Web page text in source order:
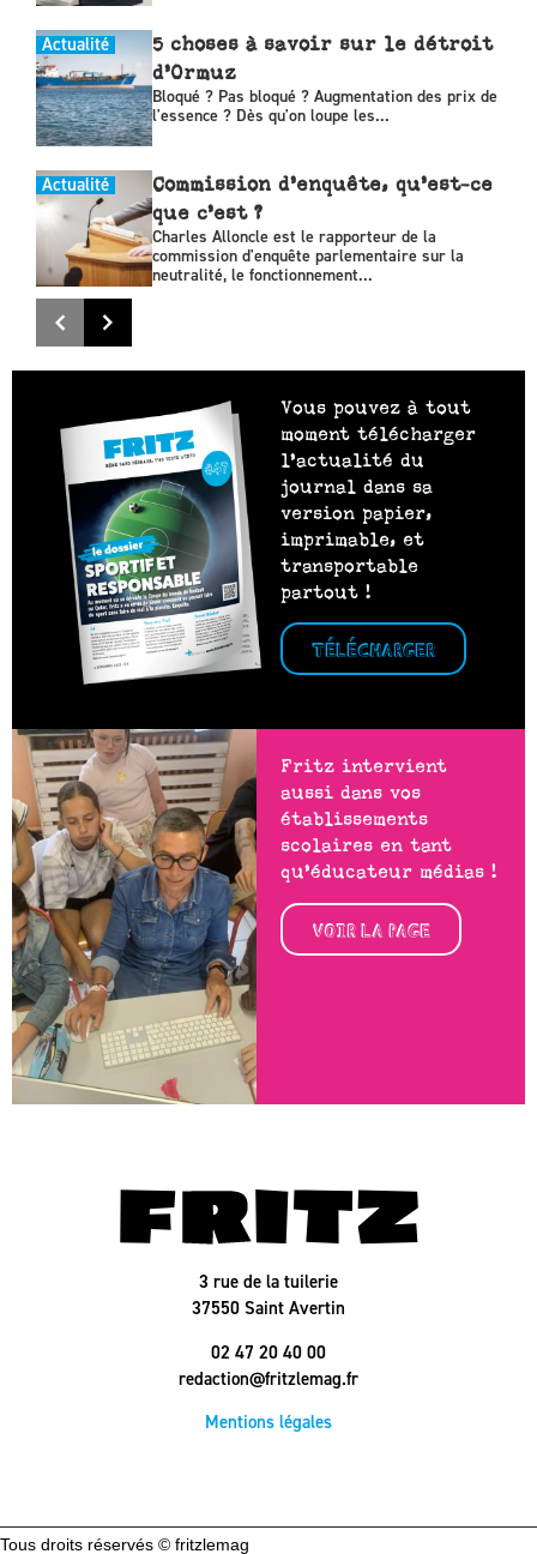
Actualité
5 choses à savoir sur le détroit
d’Ormuz
Bloqué ? Pas bloqué ? Augmentation des prix de
l'essence ? Dès qu'on loupe les...
Actualité
Commission d’enquête, qu’est-ce
que c’est ?
Charles Alloncle est le rapporteur de la
commission d'enquête parlementaire sur la
neutralité, le fonctionnement...
Vous pouvez à tout
moment télécharger
l’actualité du
journal dans sa
version papier,
imprimable, et
transportable
partout !
TÉLÉCHARGER
Fritz intervient
aussi dans vos
établissements
scolaires en tant
qu’éducateur médias !
VOIR LA PAGE
3 rue de la tuilerie
37550 Saint Avertin
02 47 20 40 00
redaction@fritzlemag.fr
Mentions légales
Tous droits réservés © fritzlemag